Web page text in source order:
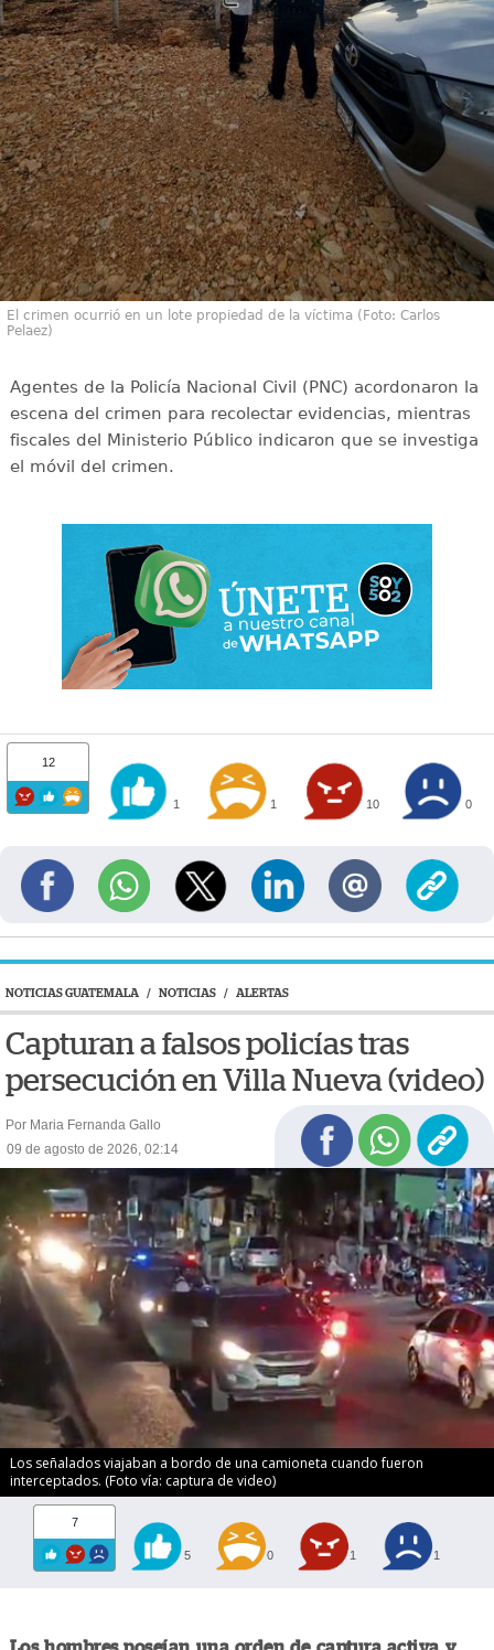
El crimen ocurrió en un lote propiedad de la víctima (Foto: Carlos
Pelaez)
Agentes de la Policía Nacional Civil (PNC) acordonaron la
escena del crimen para recolectar evidencias, mientras
fiscales del Ministerio Público indicaron que se investiga
el móvil del crimen.
12
1 1 10 0
NOTICIAS GUATEMALA / NOTICIAS / ALERTAS
Capturan a falsos policías tras
persecución en Villa Nueva (video)
Por Maria Fernanda Gallo
09 de agosto de 2026, 02:14
Los señalados viajaban a bordo de una camioneta cuando fueron
interceptados. (Foto vía: captura de video)
7
5 0 1 1